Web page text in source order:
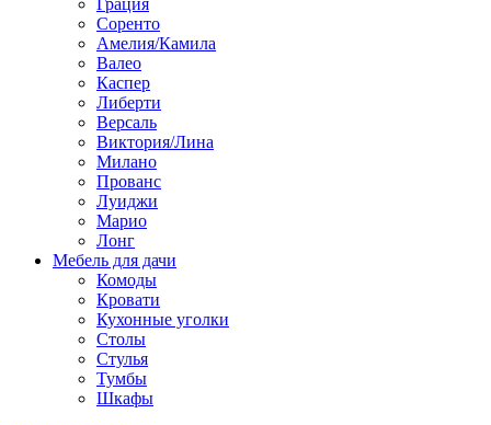
Грация
Соренто
Амелия/Камила
Валео
Каспер
Либерти
Версаль
Виктория/Лина
Милано
Прованс
Луиджи
Марио
Лонг
Мебель для дачи
Комоды
Кровати
Кухонные уголки
Столы
Стулья
Тумбы
Шкафы